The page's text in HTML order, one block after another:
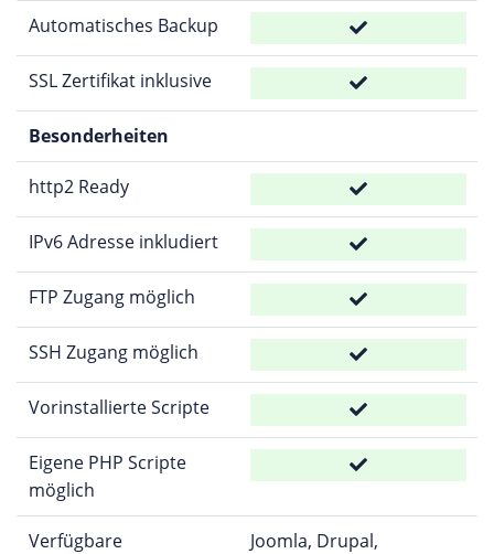
Automatisches Backup
SSL Zertifikat inklusive
Besonderheiten
http2 Ready
IPv6 Adresse inkludiert
FTP Zugang möglich
SSH Zugang möglich
Vorinstallierte Scripte
Eigene PHP Scripte
möglich
Verfügbare
Joomla, Drupal,